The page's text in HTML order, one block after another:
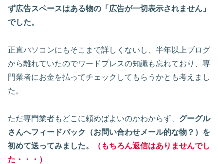
ず広告スペースはある物の「広告が一切表示されません」
でした。
正直パソコンにもそこまで詳しくないし、半年以上ブログ
から離れていたのでワードプレスの知識も忘れており、専
門業者にお金を払ってチェックしてもらうかとも考えまし
た。
ただ専門業者もどこに頼めばよいのかわからず、 グーグル
さんへフィードバック（お問い合わせメール的な物？）を
初めて送ってみました。
（もちろん返信はありませんでし
た・・・）